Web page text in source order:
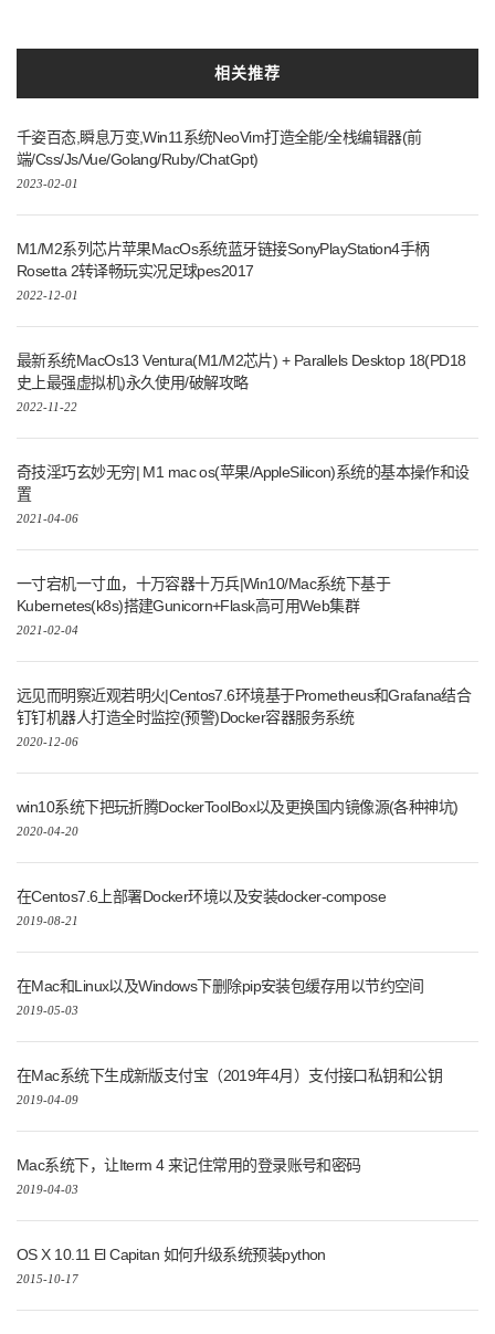
相关推荐
千姿百态,瞬息万变,Win11系统NeoVim打造全能/全栈编辑器(前
端/Css/Js/Vue/Golang/Ruby/ChatGpt)
2023-02-01
M1/M2系列芯片苹果MacOs系统蓝牙链接SonyPlayStation4手柄
Rosetta 2转译畅玩实况足球pes2017
2022-12-01
最新系统MacOs13 Ventura(M1/M2芯片) + Parallels Desktop 18(PD18
史上最强虚拟机)永久使用/破解攻略
2022-11-22
奇技淫巧玄妙无穷| M1 mac os(苹果/AppleSilicon)系统的基本操作和设
置
2021-04-06
一寸宕机一寸血，十万容器十万兵|Win10/Mac系统下基于
Kubernetes(k8s)搭建Gunicorn+Flask高可用Web集群
2021-02-04
远见而明察近观若明火|Centos7.6环境基于Prometheus和Grafana结合
钉钉机器人打造全时监控(预警)Docker容器服务系统
2020-12-06
win10系统下把玩折腾DockerToolBox以及更换国内镜像源(各种神坑)
2020-04-20
在Centos7.6上部署Docker环境以及安装docker-compose
2019-08-21
在Mac和Linux以及Windows下删除pip安装包缓存用以节约空间
2019-05-03
在Mac系统下生成新版支付宝（2019年4月）支付接口私钥和公钥
2019-04-09
Mac系统下，让Iterm 4 来记住常用的登录账号和密码
2019-04-03
OS X 10.11 El Capitan 如何升级系统预装python
2015-10-17